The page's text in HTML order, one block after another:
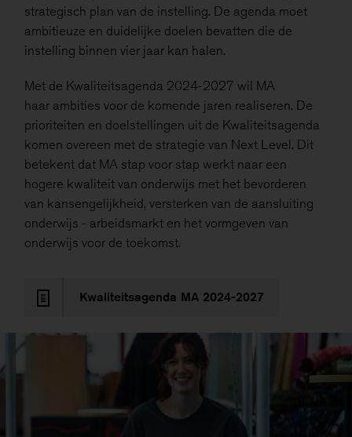
strategisch plan van de instelling. De agenda moet
ambitieuze en duidelijke doelen bevatten die de
instelling binnen vier jaar kan halen.
Met de Kwaliteitsagenda 2024-2027 wil MA
haar ambities voor de komende jaren realiseren. De
prioriteiten en doelstellingen uit de Kwaliteitsagenda
komen overeen met de strategie van Next Level. Dit
betekent dat MA stap voor stap werkt naar een
hogere kwaliteit van onderwijs met het bevorderen
van kansengelijkheid, versterken van de aansluiting
onderwijs - arbeidsmarkt en het vormgeven van
onderwijs voor de toekomst.
Kwaliteitsagenda MA 2024-2027